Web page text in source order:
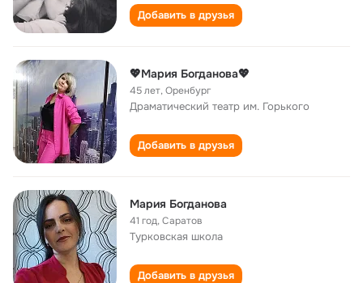
Добавить в друзья
💖Мария Богданова💖
45 лет,Оренбург
Драматический театр им. Горького
Добавить в друзья
Мария Богданова
41 год,Саратов
Турковская школа
Добавить в друзья